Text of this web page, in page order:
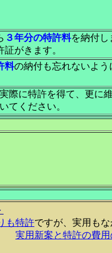
３年分の特許料を納付し
がきます。
料の納付も忘れないよう
際に特許を得て、更に
てください。
も特許ですが、実用も
実用新案と特許の費